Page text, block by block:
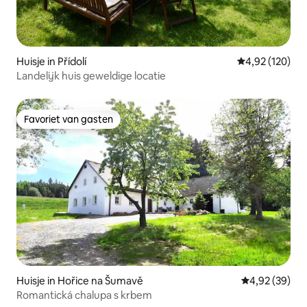
Huisje in Přídolí Gemiddelde
4,92 (120)
Landelijk huis geweldige locatie
Favoriet van gasten
Favoriet van gasten
Huisje in Hořice na Šumavě Gemiddelde
4,92 (39)
Romantická chalupa s krbem